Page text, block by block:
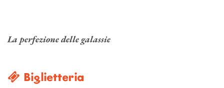
La perfezione delle galassie
Biglietteria